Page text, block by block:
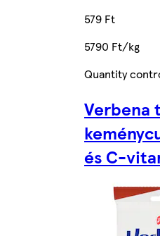
579 Ft
5790 Ft/kg
Quantity
és C-